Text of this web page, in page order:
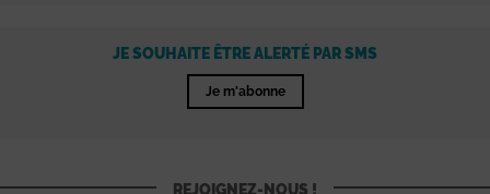
JE SOUHAITE ÊTRE ALERTÉ PAR SMS
Je m'abonne
REJOIGNEZ-NOUS !